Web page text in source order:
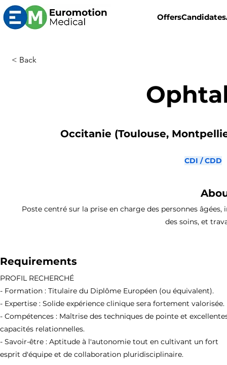
OffersCandidates
< Back
Occitanie (Toulouse,
CDI / CDD
Poste centré sur la prise en charge des personnes
des soins, et
Requirements
PROFIL RECHERCHÉ
- Formation : Titulaire du Diplôme Européen (ou équivalent).
- Expertise : Solide expérience clinique sera fortement valorisée.
- Compétences : Maîtrise des techniques de pointe et
capacités relationnelles.
- Savoir-être : Aptitude à l'autonomie tout en cultivant un fort
esprit d'équipe et de collaboration pluridisciplinaire.